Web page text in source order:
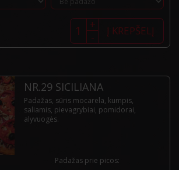
produkto
kiekis:
Nr.28
Toro
-
+ Į KREPŠELĮ
NR.29 SICILIANA
Padažas, sūris mocarela, kumpis,
saliamis, pievagrybiai, pomidorai,
alyvuogės.
Padažas prie picos: